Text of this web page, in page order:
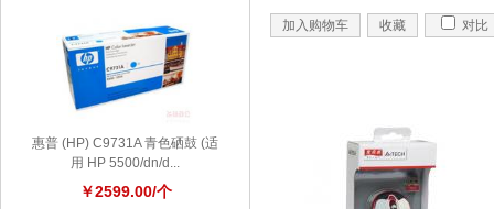
惠普 (HP) C9731A 青色硒鼓 (适
用 HP 5500/dn/d...
￥2599.00/个
加入购物车 收藏 对比